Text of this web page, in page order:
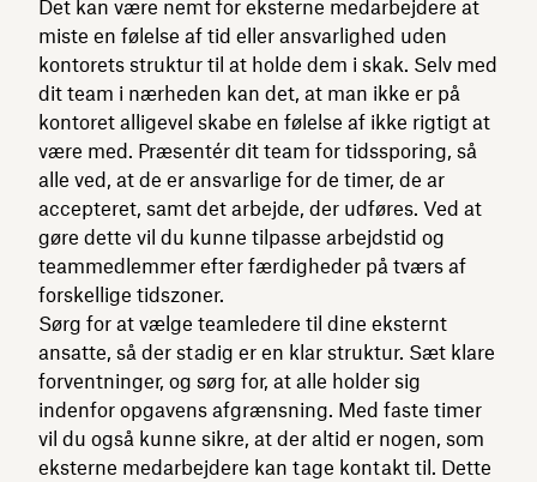
Det kan være nemt for eksterne medarbejdere at
miste en følelse af tid eller ansvarlighed uden
kontorets struktur til at holde dem i skak. Selv med
dit team i nærheden kan det, at man ikke er på
kontoret alligevel skabe en følelse af ikke rigtigt at
være med. Præsentér dit team for tidssporing, så
alle ved, at de er ansvarlige for de timer, de ar
accepteret, samt det arbejde, der udføres. Ved at
gøre dette vil du kunne tilpasse arbejdstid og
teammedlemmer efter færdigheder på tværs af
forskellige tidszoner.
Sørg for at vælge teamledere til dine eksternt
ansatte, så der stadig er en klar struktur. Sæt klare
forventninger, og sørg for, at alle holder sig
indenfor opgavens afgrænsning. Med faste timer
vil du også kunne sikre, at der altid er nogen, som
eksterne medarbejdere kan tage kontakt til. Dette